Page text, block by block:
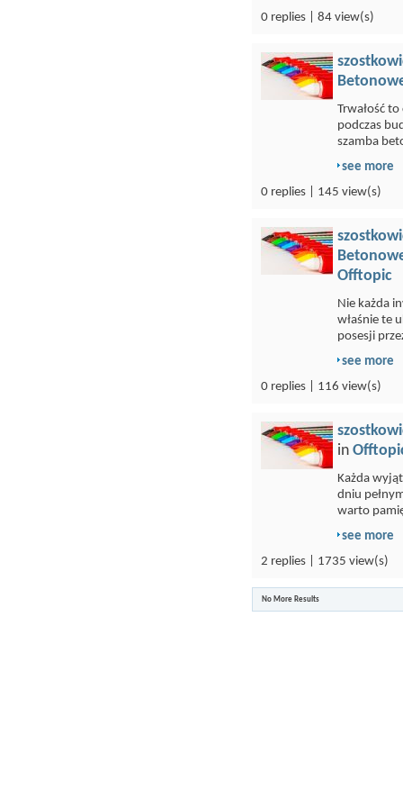
0 replies | 84 view(s)
Trwałość
podczas
szamba
see more
0 replies | 145 view(s)
Offtopic
Nie każda
właśnie te
posesji
see more
0 replies | 116 view(s)
in
Każda
dniu
warto
see more
2 replies | 1735 view(s)
No More Results